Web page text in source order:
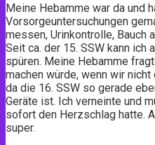
Meine Hebamme war da und
Vorsorgeuntersuchungen
messen, Urinkontrolle, Bauch
Seit ca. der 15. SSW kann ich
spüren. Meine Hebamme
machen würde, wenn wir
da die 16. SSW so gerade
Geräte ist. Ich verneinte und
sofort den Herzschlag hatte.
super.